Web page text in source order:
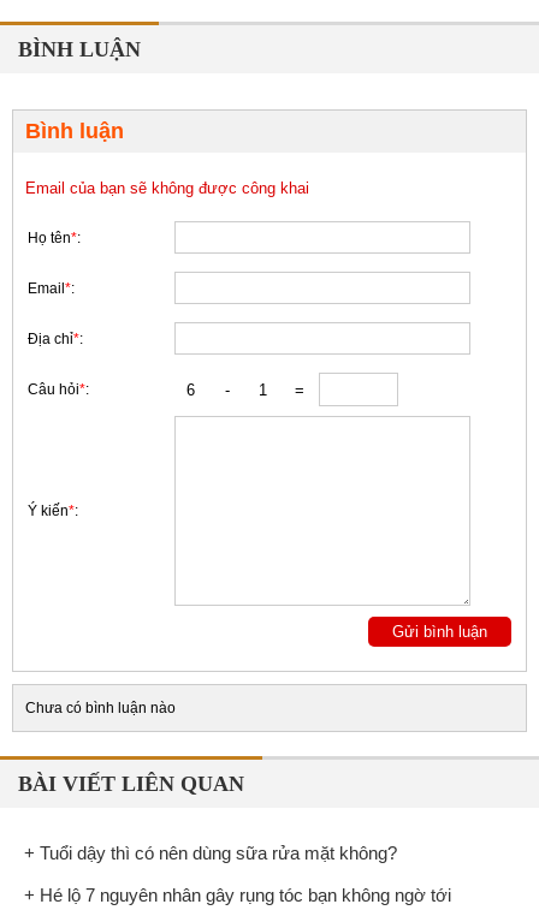
BÌNH LUẬN
Bình luận
Email của bạn sẽ không được công khai
Họ tên*:
Email *:
Địa chỉ*:
Câu hỏi*:
Ý kiến*:
Chưa có bình luận nào
BÀI VIẾT LIÊN QUAN
+ Tuổi dậy thì có nên dùng sữa rửa mặt không?
+ Hé lộ 7 nguyên nhân gây rụng tóc bạn không ngờ tới